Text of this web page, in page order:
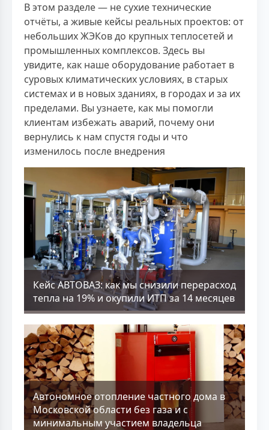
В этом разделе — не сухие технические
отчёты, а живые кейсы реальных проектов: от
небольших ЖЭКов до крупных теплосетей и
промышленных комплексов. Здесь вы
увидите, как наше оборудование работает в
суровых климатических условиях, в старых
системах и в новых зданиях, в городах и за их
пределами. Вы узнаете, как мы помогли
клиентам избежать аварий, почему они
вернулись к нам спустя годы и что
изменилось после внедрения
Кейс АВТОВАЗ: как мы снизили перерасход
тепла на 19% и окупили ИТП за 14 месяцев
Aвтономное отопление частного дома в
Московской области без газа и с
минимальным участием владельца